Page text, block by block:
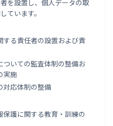
を設置し、個人データの取
ています。
する責任者の設置および責
ついての監査体制の整備お
実施
対応体制の整備
護に関する教育・訓練の